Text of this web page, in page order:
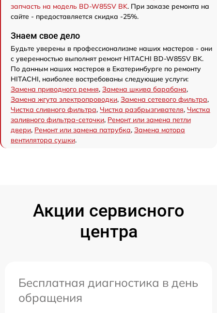
запчасть на модель BD-W85SV BK. При заказе ремонта на
сайте - предоставляется скидка -25%.
Знаем свое дело
Будьте уверены в профессионализме наших мастеров - они
с уверенностью выполнят ремонт HITACHI BD-W85SV BK.
По данным наших мастеров в Екатеринбурге по ремонту
HITACHI, наиболее востребованы следующие услуги:
Замена приводного ремня, Замена шкива барабана,
Замена жгута электропроводки, Замена сетевого фильтра,
Чистка сливного фильтра, Чистка разбрызгивателя, Чистка
заливного фильтра-сеточки, Ремонт или замена петли
двери, Ремонт или замена патрубка, Замена мотора
вентилятора сушки.
Акции сервисного
центра
Бесплатная диагностика в день
обращения